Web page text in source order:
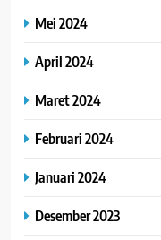
Mei 2024
April 2024
Maret 2024
Februari 2024
Januari 2024
Desember 2023